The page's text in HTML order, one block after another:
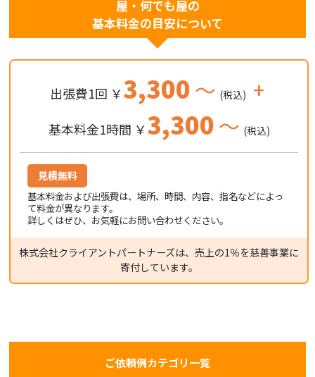
屋・何でも屋の
基本料金の目安について
出張費1回 ￥3,300～ (税込) +
基本料金1時間 ￥3,300～ (税込)
見積無料
基本料金および出張費は、場所、時間、内容、指名などによっ
て料金が異なります。
詳しくはぜひ、お気軽にお問い合わせください。
株式会社クライアントパートナーズは、売上の1％を慈善事業に
寄付しています。
ご依頼例カテゴリ一覧